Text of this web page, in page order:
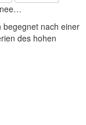
begegnet nach einer
des hohen